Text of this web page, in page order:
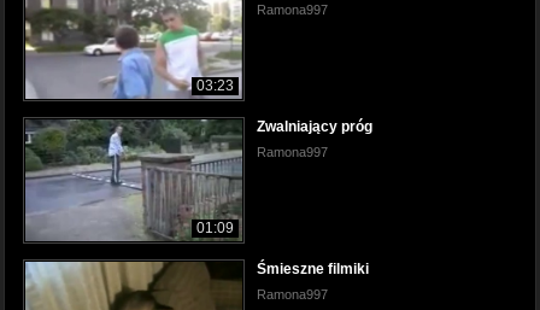
03:23
Ramona997
01:09
Zwalniający próg
Ramona997
Śmieszne filmiki
Ramona997